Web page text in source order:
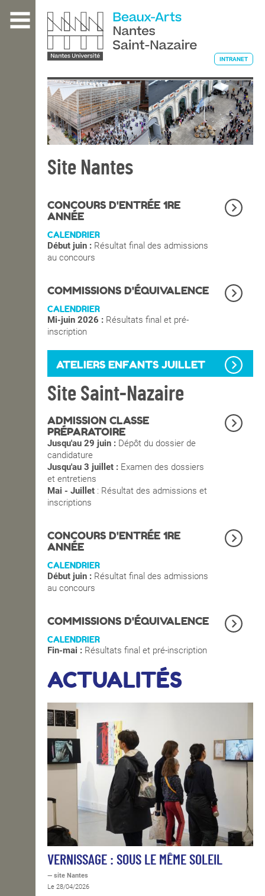
contenu
L'ÉCOLE
ENSEIGNEMENT
INTERNATIONAL
COURS PUBLICS
OPEN SCHOOL
CONTACTS
INTRANET
Site Nantes
CONCOURS D'ENTRÉE 1RE
ANNÉE
CALENDRIER
Début juin : Résultat final des admissions
au concours
COMMISSIONS D'ÉQUIVALENCE
CALENDRIER
Mi-juin 2026 : Résultats final et pré-
inscription
ATELIERS ENFANTS JUILLET
Site Saint-Nazaire
ADMISSION CLASSE
PRÉPARATOIRE
Jusqu'au 29 juin : Dépôt du dossier de
candidature
Jusqu'au 3 juillet : Examen des dossiers
et entretiens
Mai - Juillet : Résultat des admissions et
inscriptions
CONCOURS D'ENTRÉE 1RE
ANNÉE
CALENDRIER
Début juin : Résultat final des admissions
au concours
COMMISSIONS D'ÉQUIVALENCE
CALENDRIER
Fin-mai : Résultats final et pré-inscription
ACTUALITÉS
VERNISSAGE : SOUS LE MÊME SOLEIL
— site Nantes
Le 28/04/2026